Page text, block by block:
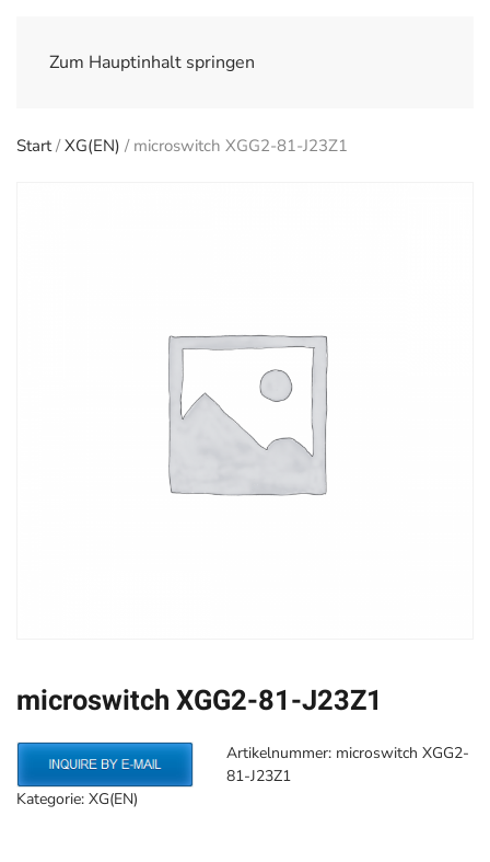
Zum Hauptinhalt springen
Start/XG(EN) / microswitch XGG2-81-J23Z1
microswitch XGG2-81-J23Z1
Artikelnummer: microswitch XGG2-
81-J23Z1
Kategorie: XG(EN)